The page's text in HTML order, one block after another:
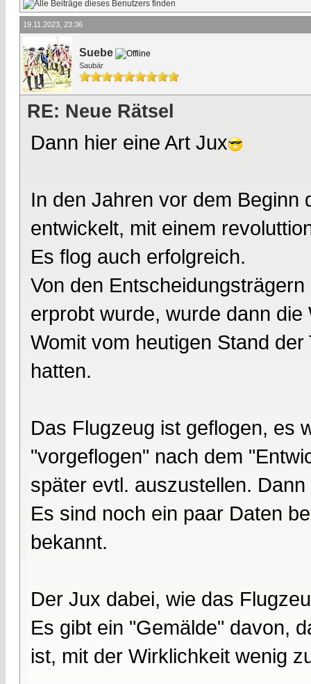
19.11.2023, 23:36
Suebe
Saubär
RE: Neue Rätsel
Dann hier eine Art Jux
In den Jahren vor dem Beginn
entwickelt, mit einem
Es flog auch erfolgreich.
Von den
erprobt wurde, wurde dann
Womit vom heutigen Stand
hatten.
Das Flugzeug ist geflogen, es
"vorgeflogen" nach dem
später evtl. auszustellen.
Es sind noch ein paar Daten
bekannt.
Der Jux dabei, wie das
Es gibt ein "Gemälde" davon,
ist, mit der Wirklichkeit wenig